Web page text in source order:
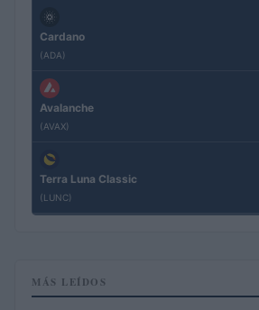
Cardano
(ADA)
Avalanche
(AVAX)
Terra Luna Classic
(LUNC)
MÁS LEÍDOS